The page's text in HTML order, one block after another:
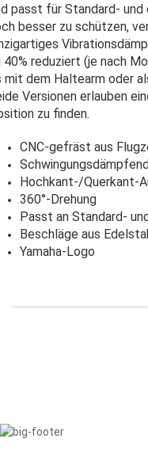
passt für Standard- und
besser zu schützen,
40% reduziert (je nach
mit dem Haltearm oder
Versionen erlauben
zu finden.
CNC-gefräst aus
Hochkant-/Querkant-
360°-Drehung
Passt an Standard-
Beschläge aus
Yamaha-Logo